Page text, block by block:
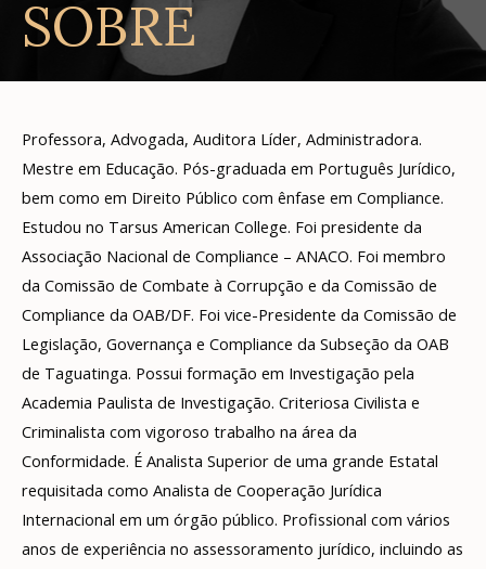
SOBRE
Professora, Advogada, Auditora Líder, Administradora.
Mestre em Educação. Pós-graduada em Português Jurídico,
bem como em Direito Público com ênfase em Compliance.
Estudou no Tarsus American College. Foi presidente da
Associação Nacional de Compliance – ANACO. Foi membro
da Comissão de Combate à Corrupção e da Comissão de
Compliance da OAB/DF. Foi vice-Presidente da Comissão de
Legislação, Governança e Compliance da Subseção da OAB
de Taguatinga. Possui formação em Investigação pela
Academia Paulista de Investigação. Criteriosa Civilista e
Criminalista com vigoroso trabalho na área da
Conformidade. É Analista Superior de uma grande Estatal
requisitada como Analista de Cooperação Jurídica
Internacional em um órgão público. Profissional com vários
anos de experiência no assessoramento jurídico, incluindo as